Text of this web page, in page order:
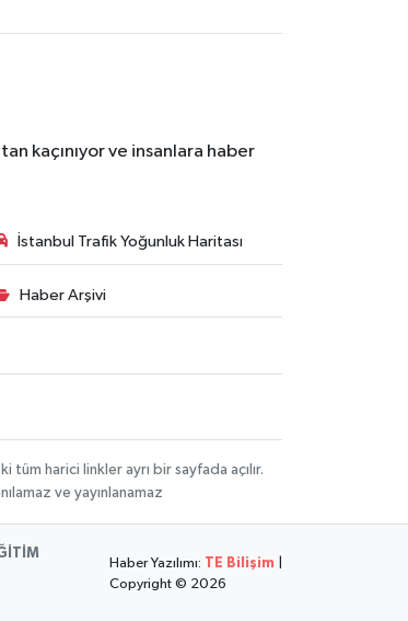
kaçınıyor ve insanlara haber
İstanbul Trafik Yoğunluk Haritası
Haber Arşivi
harici linkler ayrı bir sayfada açılır.
ve yayınlanamaz
Haber Yazılımı: TE Bilişim
Copyright © 2026